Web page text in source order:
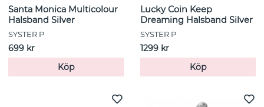
Santa Monica Multicolour
Halsband Silver
SYSTER P
699 kr
Köp
Lucky Coin Keep
Dreaming Halsband Silver
SYSTER P
1299 kr
Köp